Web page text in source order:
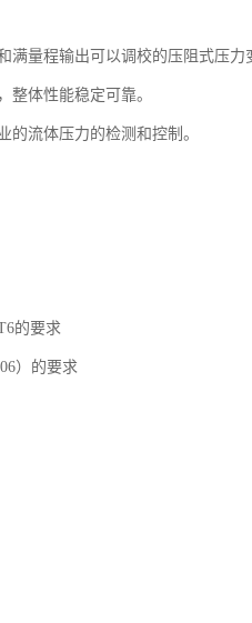
满量程输出可以调校的压阻式压力
整体性能稳定可靠。
的流体压力的检测和控制。
的要求
）的要求